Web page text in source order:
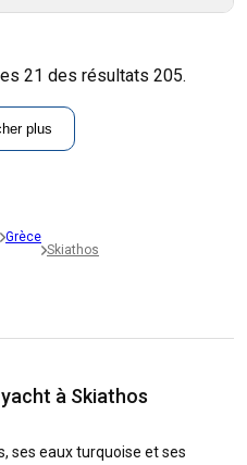
21 des résultats 205.
plus
Grèce
Skiathos
à Skiathos
ses eaux turquoise et ses